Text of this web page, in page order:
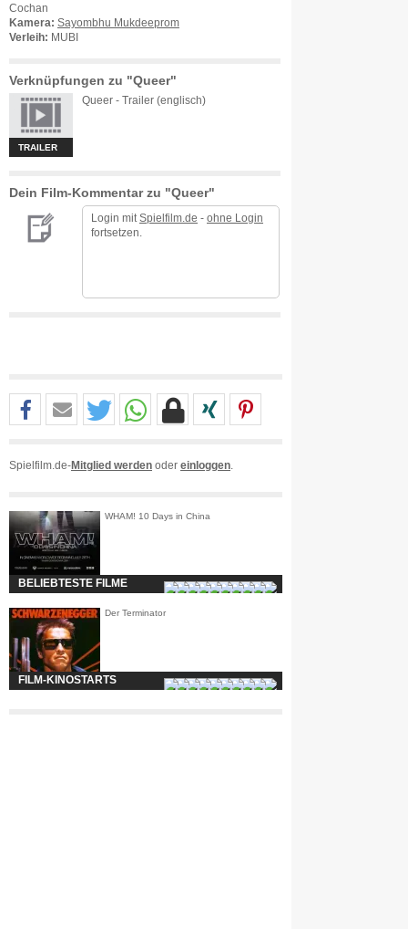
Cochan
Kamera: Sayombhu Mukdeeprom
Verleih: MUBI
Verknüpfungen zu "Queer"
TRAILER
Queer - Trailer (englisch)
Dein Film-Kommentar zu "Queer"
Login mit Spielfilm.de - ohne Login
fortsetzen.
Spielfilm.de-Mitglied werden oder einloggen
WHAM! 10 Days in China
BELIEBTESTE FILME
Der Terminator
FILM-KINOSTARTS